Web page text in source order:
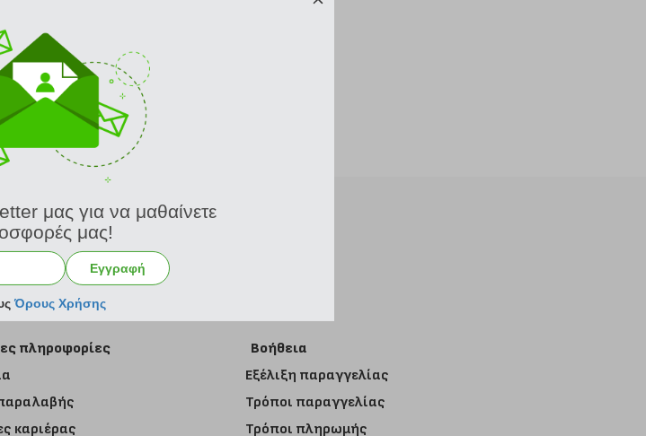
Εγγραφή στο newsletter
πληροφορίες
καριέρας
Βοήθεια
Εξέλιξη παραγγελίας
Τρόποι παραγγελίας
Τρόποι πληρωμής
μας για να μαθαίνετε
μας!
Εγγραφή
Όρους Χρήσης